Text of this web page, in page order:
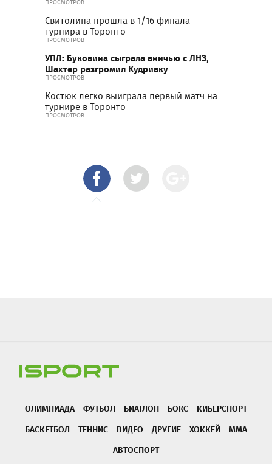
ПРОСМОТРОВ
Свитолина прошла в 1/16 финала
турнира в Торонто
ПРОСМОТРОВ
УПЛ: Буковина сыграла вничью с ЛНЗ,
Шахтер разгромил Кудривку
ПРОСМОТРОВ
Костюк легко выиграла первый матч на
турнире в Торонто
ПРОСМОТРОВ
ОЛИМПИАДА ФУТБОЛ БИАТЛОН БОКС
КИБЕРСПОРТ
БАСКЕТБОЛ
ТЕННИС ВИДЕО ДРУГИЕ ХОККЕЙ
ММА
АВТОСПОРТ